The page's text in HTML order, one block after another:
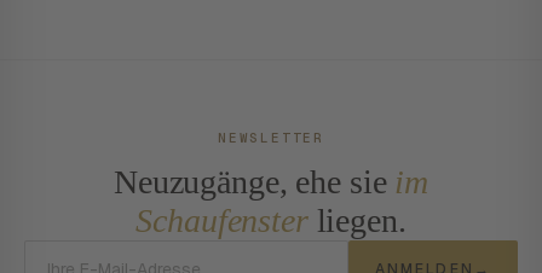
NEWSLETTER
Neuzugänge, ehe sie im
Schaufensterliegen.